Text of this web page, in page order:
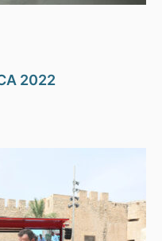
2022